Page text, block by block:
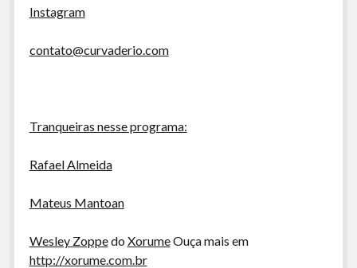
Instagram
contato@curvaderio.com
Tranqueiras nesse programa:
Rafael Almeida
Mateus Mantoan
Wesley Zoppedo XorumeOuça mais em
http://xorume.com.br